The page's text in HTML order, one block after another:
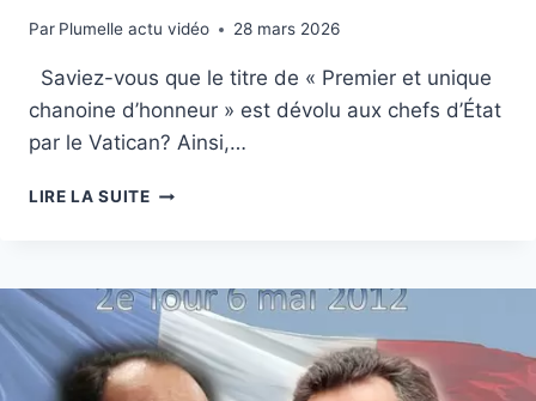
Par Plumelle actu vidéo
10 mai 2012 28 mars 2026
Saviez-vous que le titre de « Premier et unique
chanoine d’honneur » est dévolu aux chefs d’État
par le Vatican? Ainsi,…
LIRE LA SUITEFRANÇOIS
ET
UNIQUE
CHANOINE
D’HONNEUR
DU